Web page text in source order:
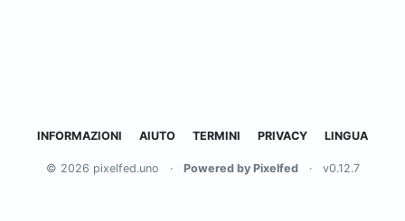
INFORMAZIONI AIUTO TERMINI PRIVACY LINGUA
© 2026 pixelfed.uno · Powered by Pixelfed · v0.12.7